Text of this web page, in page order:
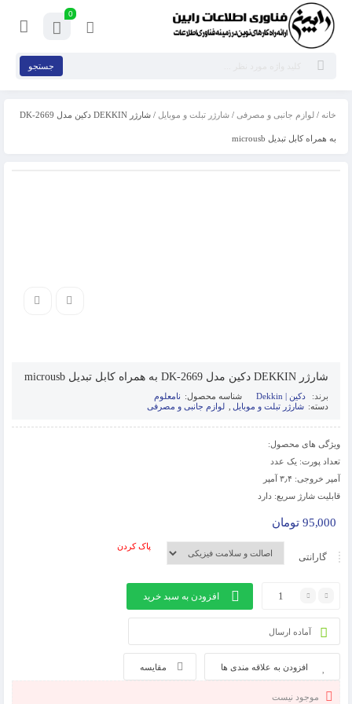
0
جستجو
خانه / لوازم جانبی و مصرفی / شارژر تبلت و موبایل / شارژر DEKKIN دکین مدل DK-2669
به همراه کابل تبدیل microusb
شارژر DEKKIN دکین مدل DK-2669 به همراه کابل تبدیل microusb
برند: دکین | Dekkin شناسه محصول: نامعلوم
دسته: شارژر تبلت و موبایل لوازم جانبی و مصرفی
ویژگی های محصول:
تعداد پورت: یک عدد
آمپر خروجی: ۳٫۴ آمپر
قابلیت شارژ سریع: دارد
95,000 تومان
گارانتی
پاک کردن
افزودن به سبد خرید
آماده ارسال
مقایسه افزودن به علاقه مندی ها
موجود نیست